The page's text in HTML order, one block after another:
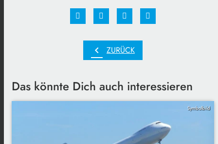
chevron_left ZURÜCK
Das könnte Dich auch interessieren
Symbolbild